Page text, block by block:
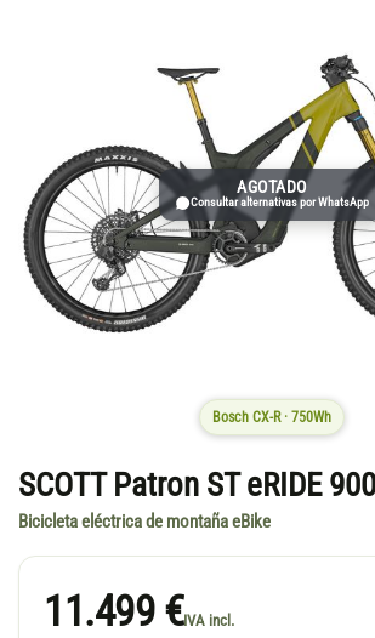
AGOTADO
Consultar alternativas por WhatsApp
Bosch CX-R · 750Wh
SCOTT Patron ST eRIDE
Bicicleta eléctrica de montaña eBike
11.499 €IVA incl.